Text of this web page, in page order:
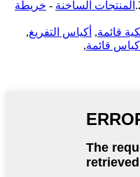
المنتجات الساخنة - خريطة
قائمة, أكياس التفريغ,
أكياس قائمة,